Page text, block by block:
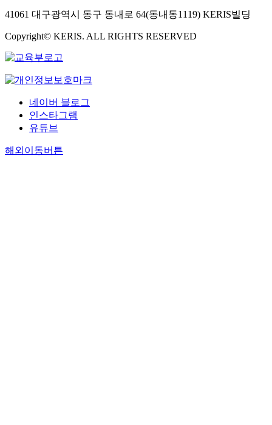
41061 대구광역시 동구 동내로 64(동내동1119) KERIS빌딩
Copyright© KERIS. ALL RIGHTS RESERVED
네이버 블로그
인스타그램
유튜브
해외이동버튼